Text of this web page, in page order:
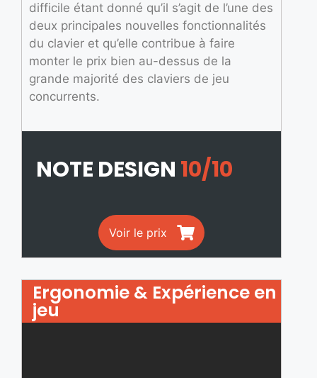
difficile étant donné qu’il s’agit de l’une des
deux principales nouvelles fonctionnalités
du clavier et qu’elle contribue à faire
monter le prix bien au-dessus de la
grande majorité des claviers de jeu
concurrents.
NOTE DESIGN 10/10
Voir le prix
Ergonomie & Expérience en
jeu